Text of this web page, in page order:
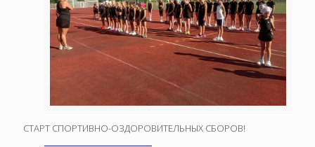
СТАРТ СПОРТИВНО-ОЗДОРОВИТЕЛЬНЫХ СБОРОВ!